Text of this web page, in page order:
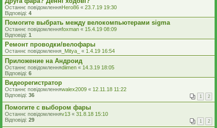
Останнє повідомленняHero86 « 23.7.19 19:30
Відповіді: 4
Помогите выбрать между велокомпьютерами sigma
Останнє повідомленняfoxman « 15.4.19 08:09
Відповіді: 1
Ремонт проводки/велофары
Останнє повідомлення _Mitya_ « 1.4.19 16:54
Приложение на Андроид
Останнє повідомленняdiimen « 14.3.19 18:05
Відповіді: 6
Видеорегистратор
Останнє повідомленняwalex2009 « 12.11.18 11:22
Відповіді: 36 1 2
Помогите с выбором фары
Останнє повідомленняv13 « 31.8.18 15:10
Відповіді: 29 1 2